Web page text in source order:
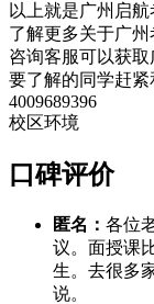
以上就是广州启
了解更多关于广州
咨询客服可以获
要了解的同学赶
4009689396
校区环境
口碑评价
匿名： 各位
议。面授课
生。去很多
说。